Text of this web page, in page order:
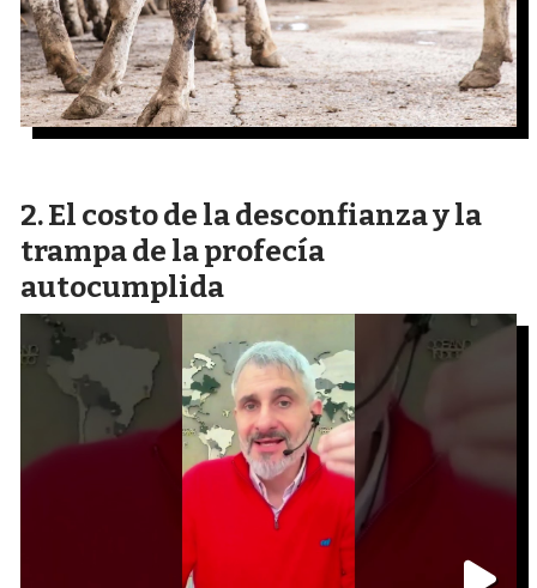
El costo de la desconfianza y la
trampa de la profecía
autocumplida